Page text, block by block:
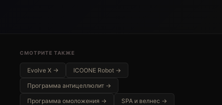
СМОТРИТЕ ТАКЖЕ
Evolve X → ICOONE Robot →
Программа антицеллюлит →
Программа омоложения → SPA и велнес →